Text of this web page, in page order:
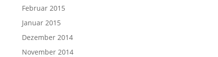
Februar 2015
Januar 2015
Dezember 2014
November 2014